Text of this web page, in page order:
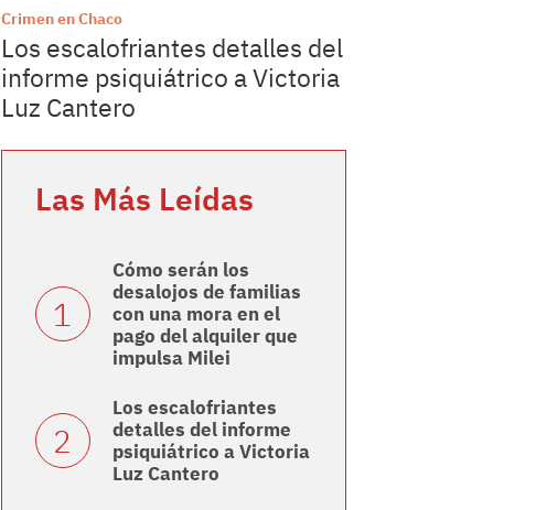
Crimen en Chaco
Los escalofriantes detalles del
informe psiquiátrico a Victoria
Luz Cantero
Las Más Leídas
Cómo serán los
desalojos de familias
con una mora en el
pago del alquiler que
impulsa Milei
Los escalofriantes
detalles del informe
psiquiátrico a Victoria
Luz Cantero